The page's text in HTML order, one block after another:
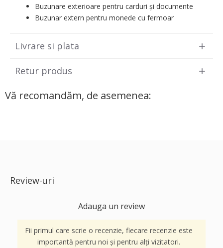
Buzunare exterioare pentru carduri și documente
Buzunar extern pentru monede cu fermoar
Livrare si plata
Retur produs
Vă recomandăm, de asemenea:
Review-uri
Adauga un review
Fii primul care scrie o recenzie, fiecare recenzie este
importantă pentru noi și pentru alți vizitatori.